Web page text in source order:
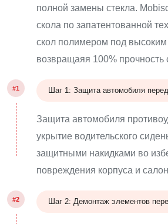
полной замены стекла.
скола по запатентованной
скол полимером под
возвращаяя 100% прочность
#1 Шаг 1: Защита автомобиля
Защита автомобиля
укрытие водительского
защитными накидками во
повреждения корпуса и
#2 Шаг 2: Демонтаж элементов